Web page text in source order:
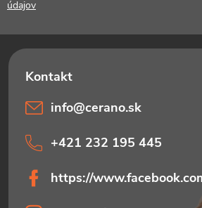
i
e
údajov
info@cerano.sk
+421 232 195 445
https://